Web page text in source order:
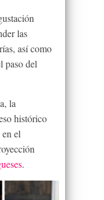
las
así como
paso del
la
histórico
el
.